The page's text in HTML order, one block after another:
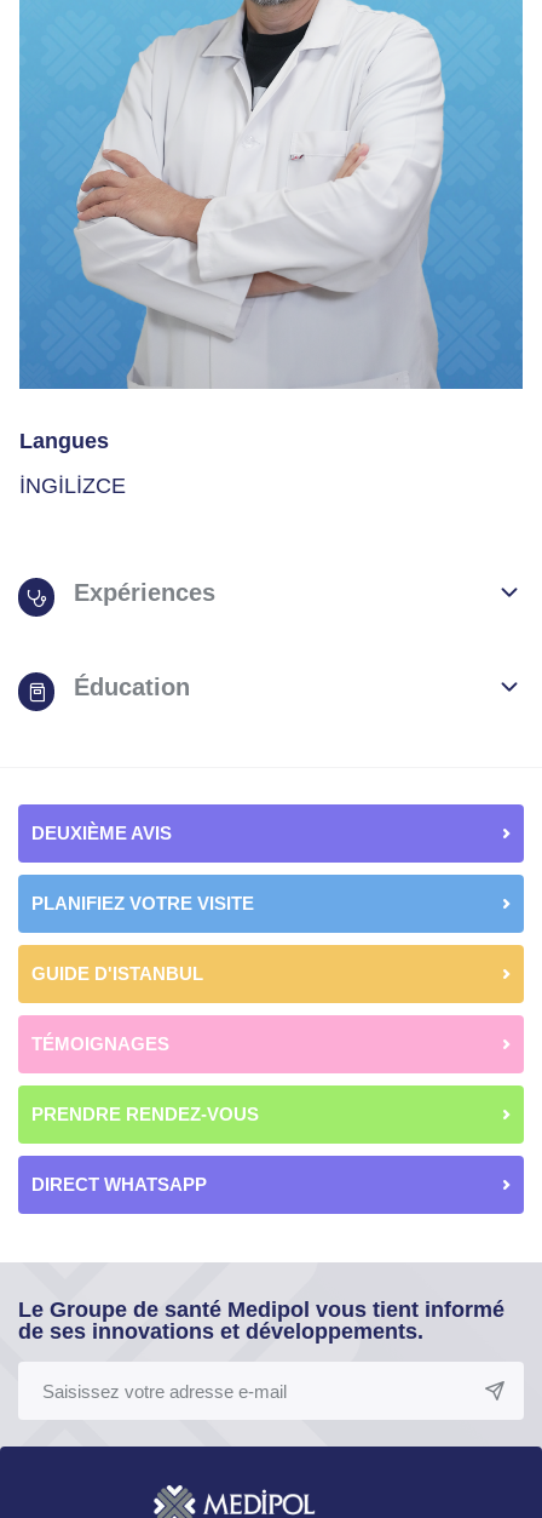
Langues
İNGİLİZCE
Expériences
Éducation
DEUXIÈME AVIS
PLANIFIEZ VOTRE VISITE
GUIDE D'ISTANBUL
TÉMOIGNAGES
PRENDRE RENDEZ-VOUS
DIRECT WHATSAPP
Le Groupe de santé Medipol vous tient informé
de ses innovations et développements.